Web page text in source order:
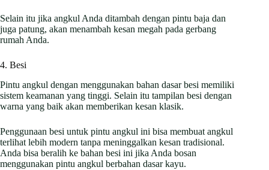
Selain itu jika angkul Anda ditambah dengan pintu baja dan
juga patung, akan menambah kesan megah pada gerbang
rumah Anda.
4. Besi
Pintu angkul dengan menggunakan bahan dasar besi memiliki
sistem keamanan yang tinggi. Selain itu tampilan besi dengan
warna yang baik akan memberikan kesan klasik.
Penggunaan besi untuk pintu angkul ini bisa membuat angkul
terlihat lebih modern tanpa meninggalkan kesan tradisional.
Anda bisa beralih ke bahan besi ini jika Anda bosan
menggunakan pintu angkul berbahan dasar kayu.